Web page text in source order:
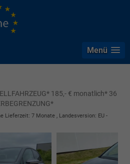
Menü
185,- € monatlich* 36
Lieferzeit: 7 Monate , Landesversion: EU -